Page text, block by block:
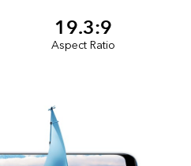
19.3:9
Aspect Ratio